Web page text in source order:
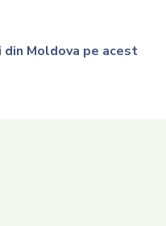
din Moldova pe acest